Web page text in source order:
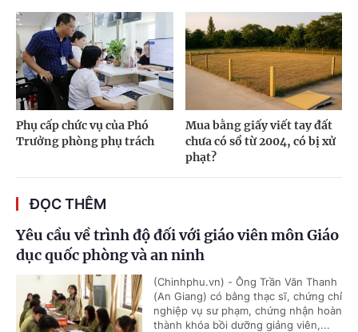
Phụ cấp chức vụ của Phó
Trưởng phòng phụ trách
Mua bằng giấy viết tay đất
chưa có sổ từ 2004, có bị xử
phạt?
ĐỌC THÊM
Yêu cầu về trình độ đối với giáo viên môn Giáo
dục quốc phòng và an ninh
(Chinhphu.vn) - Ông Trần Văn Thanh
(An Giang) có bằng thạc sĩ, chứng chỉ
nghiệp vụ sư phạm, chứng nhận hoàn
thành khóa bồi dưỡng giảng viên,...